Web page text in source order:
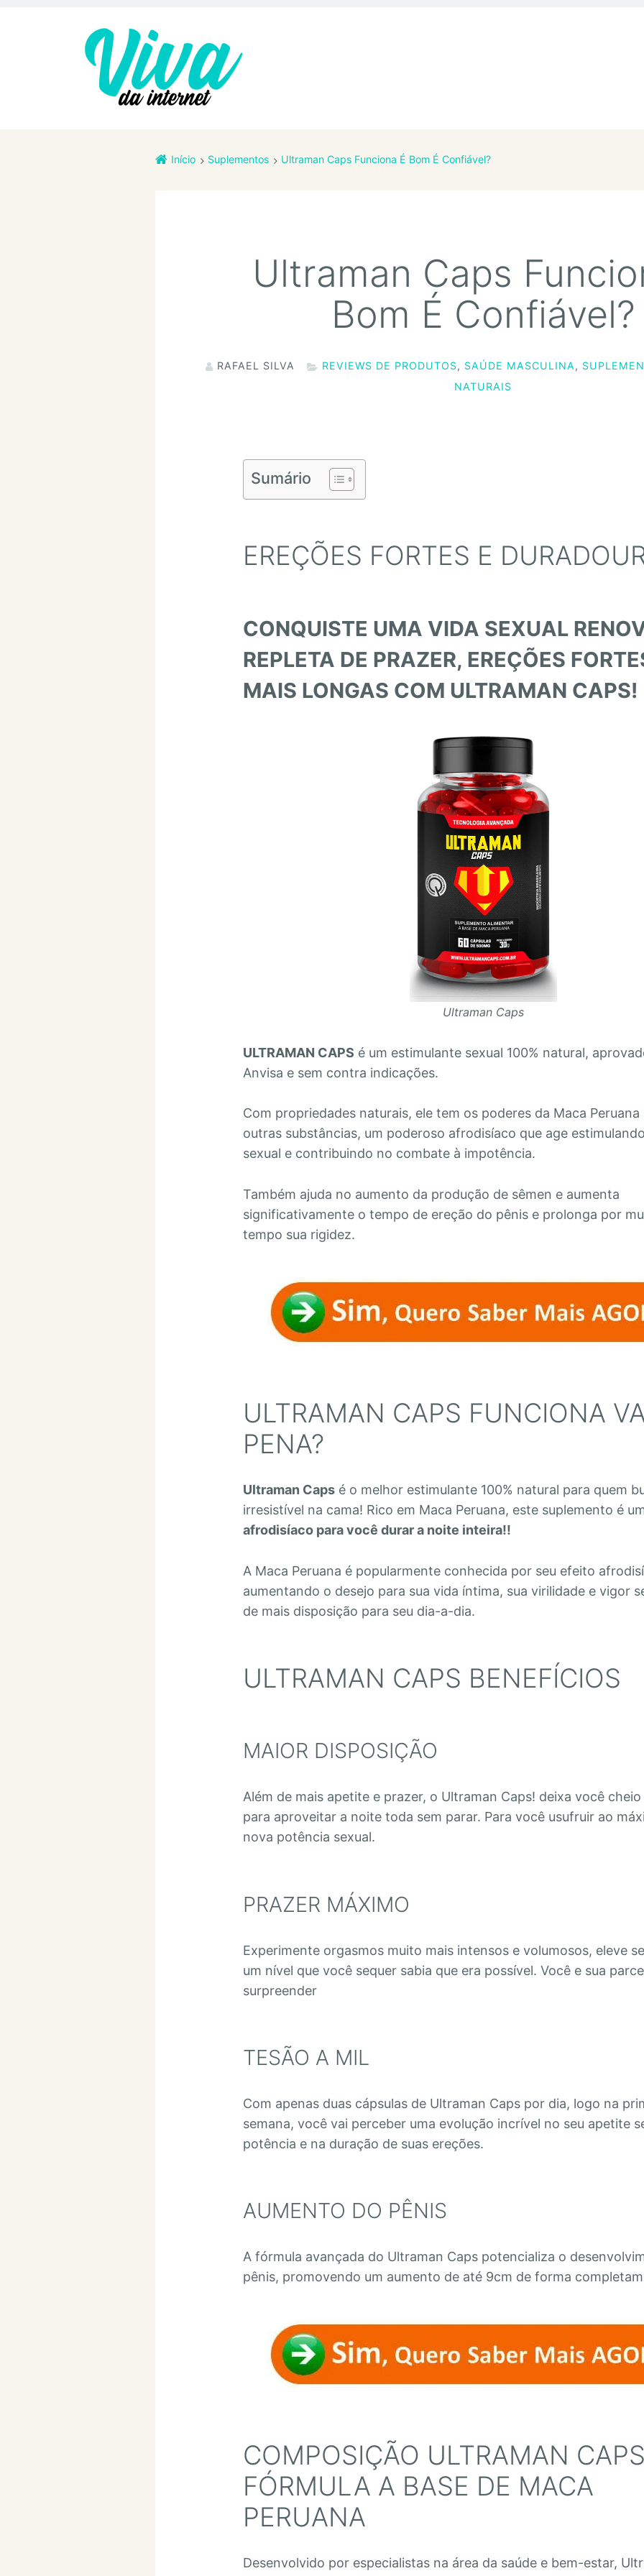
Início Suplementos Ultraman Caps Funciona É Bom É Confiável?
Ultraman Caps
Bom É Confiável?
RAFAEL SILVA REVIEWS DE PRODUTOS, SAÚDE MASCULINA,
NATURAIS
Sumário
EREÇÕES FORTES E
CONQUISTE UMA VIDA SEXUAL
REPLETA DE PRAZER, EREÇÕES
MAIS LONGAS COM ULTRAMAN CAPS!
Ultraman Caps
ULTRAMAN CAPS é um estimulante sexual 100% natural,
Anvisa e sem contra indicações.
Com propriedades naturais, ele tem os poderes da Maca
outras substâncias, um poderoso afrodisíaco que age
sexual e contribuindo no combate à impotência.
Também ajuda no aumento da produção de sêmen e aumenta
significativamente o tempo de ereção do pênis e prolonga por
tempo sua rigidez.
ULTRAMAN CAPS FUNCIONA
PENA?
Ultraman Caps é o melhor estimulante 100% natural para quem
irresistível na cama! Rico em Maca Peruana, este suplemento é
afrodisíaco para você durar a noite inteira!!
A Maca Peruana é popularmente conhecida por seu efeito
aumentando o desejo para sua vida íntima, sua virilidade e vigor
de mais disposição para seu dia-a-dia.
ULTRAMAN CAPS BENEFÍCIOS
MAIOR DISPOSIÇÃO
Além de mais apetite e prazer, o Ultraman Caps! deixa você
para aproveitar a noite toda sem parar. Para você usufruir ao
nova potência sexual.
PRAZER MÁXIMO
Experimente orgasmos muito mais intensos e volumosos, eleve
um nível que você sequer sabia que era possível. Você e sua
surpreender
TESÃO A MIL
Com apenas duas cápsulas de Ultraman Caps por dia, logo na
semana, você vai perceber uma evolução incrível no seu apetite
potência e na duração de suas ereções.
AUMENTO DO PÊNIS
A fórmula avançada do Ultraman Caps potencializa o
pênis, promovendo um aumento de até 9cm de forma
COMPOSIÇÃO ULTRAMAN
FÓRMULA A BASE DE MACA
PERUANA
Desenvolvido por especialistas na área da saúde e bem-estar,